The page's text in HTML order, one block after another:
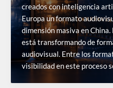
creados con inteligencia
Europa un formato
dimensión masiva en
está transformando de
audiovisual. Entre los
visibilidad en este proceso